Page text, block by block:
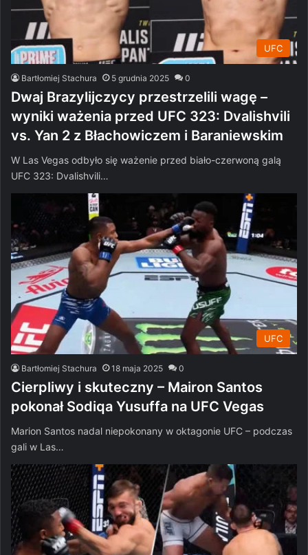
UFC
Bartłomiej Stachura 5 grudnia 2025 0
Dwaj Brazylijczycy przestrzelili wagę –
wyniki ważenia przed UFC 323: Dvalishvili
vs. Yan 2 z Błachowiczem i Baraniewskim
W Las Vegas odbyło się ważenie przed biało-czerwoną galą
UFC 323: Dvalishvili…
UFC
Bartłomiej Stachura 18 maja 2025 0
Cierpliwy i skuteczny – Mairon Santos
pokonał Sodiqa Yusuffa na UFC Vegas
Marion Santos nadal niepokonany w oktagonie UFC – podczas
gali w Las…